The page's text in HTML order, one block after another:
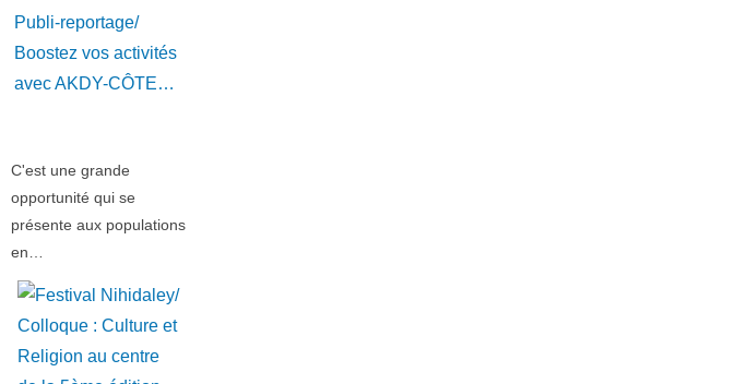
Publi-reportage/
Boostez vos activités
avec AKDY-CÔTE…
C'est une grande
opportunité qui se
présente aux populations
en…